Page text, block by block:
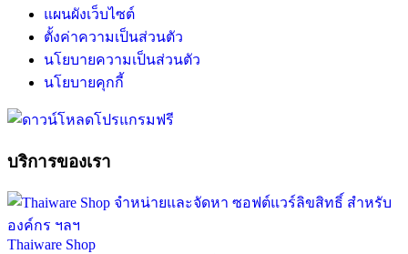
แผนผังเว็บไซต์
ตั้งค่าความเป็นส่วนตัว
นโยบายความเป็นส่วนตัว
นโยบายคุกกี้
บริการของเรา
Thaiware Shop